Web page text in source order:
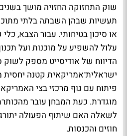
שוק התחזוקה החזויה מושך
תעשיות שבהן השבתה בלתי
או סיכון בטיחותי. עבור הצבא,
עלול להשפיע על מוכנות ועל
הדיווח של אודיסייט מספק לשוק
ישראלית־אמריקאית קטנה
פיתוח עם גוף מרכזי בצי
מוגדרת. כעת המבחן עובר
לשאלה האם שיתוף הפעולה
חוזים והכנסות.